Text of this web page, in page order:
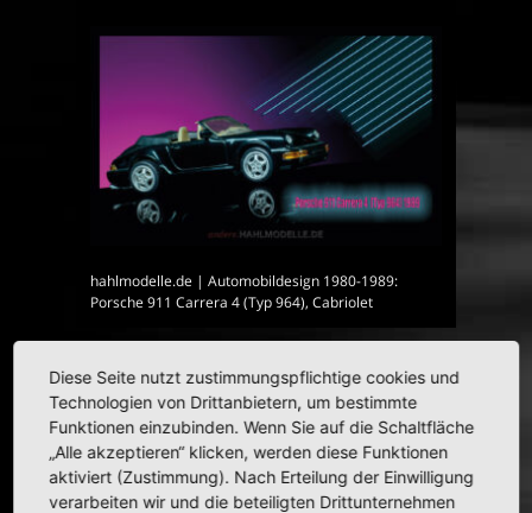
hahlmodelle.de | Automobildesign 1980-1989:
Porsche 911 Carrera 4 (Typ 964), Cabriolet
HAHLMODELLE.DE | Opel in
1:43
Diese Seite nutzt zustimmungspflichtige cookies und
Technologien von Drittanbietern, um bestimmte
Funktionen einzubinden. Wenn Sie auf die Schaltfläche
„Alle akzeptieren“ klicken, werden diese Funktionen
aktiviert (Zustimmung). Nach Erteilung der Einwilligung
verarbeiten wir und die beteiligten Drittunternehmen